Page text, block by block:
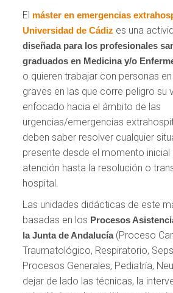
El máster en emergencias
Universidad de Cádiz es una
diseñada para los profesionales
graduados en Medicina y/o
o quieren trabajar con personas
graves en las que corre peligro su
enfocado hacia el ámbito de las
urgencias/emergencias
deben saber resolver cualquier
presente desde el momento
atención hasta la resolución o
hospital.
Las unidades didácticas de este
basadas en los Procesos
la Junta de Andalucía(Proceso
Traumatológico, Respiratorio,
Procesos Generales, Pediatría,
dejar de lado las técnicas, la